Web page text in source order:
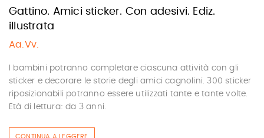
Gattino. Amici sticker. Con adesivi. Ediz.
illustrata
Aa.Vv.
I bambini potranno completare ciascuna attività con gli
sticker e decorare le storie degli amici cagnolini. 300 sticker
riposizionabili potranno essere utilizzati tante e tante volte.
Età di lettura: da 3 anni.
CONTINUA A LEGGERE